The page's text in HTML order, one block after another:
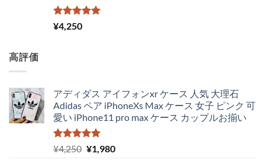
し
5段階中
5.00
¥4,250
高評価
アディダス アイフォンxr ケース 人気 大理石
Adidas ペア iPhoneXs Max ケース 女子 ピンク 可
愛い iPhone11 pro max ケース カップルお揃い
5段階中
5.00
の評価
¥4,250 元
¥1,980現